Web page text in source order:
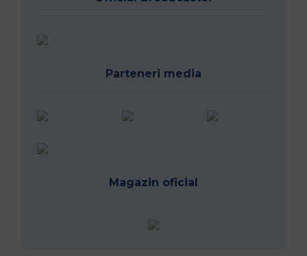
Parteneri media
Magazin oficial